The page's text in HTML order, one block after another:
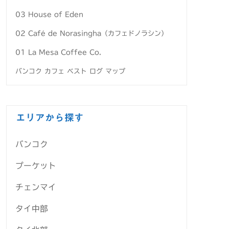
03 House of Eden
02 Café de Norasingha（カフェドノラシン）
01 La Mesa Coffee Co.
バンコク カフェ ベスト ログ マップ
エリアから探す
バンコク
プーケット
チェンマイ
タイ中部